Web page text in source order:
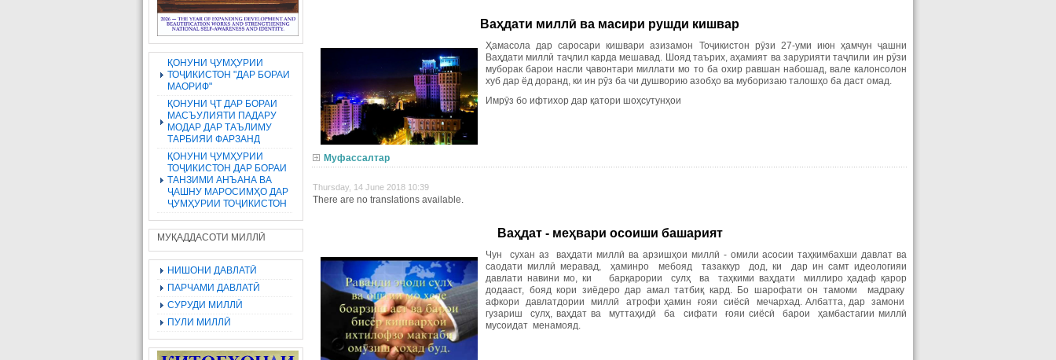
ҚОНУНИ ҶУМҲУРИИ
ТОҶИКИСТОН "ДАР БОРАИ
МАОРИФ"
ҚОНУНИ ҶТ ДАР БОРАИ
МАСЪУЛИЯТИ ПАДАРУ
МОДАР ДАР ТАЪЛИМУ
ТАРБИЯИ ФАРЗАНД
ҚОНУНИ ҶУМҲУРИИ
ТОҶИКИСТОН ДАР БОРАИ
ТАНЗИМИ АНЪАНА ВА
ҶАШНУ МАРОСИМҲО ДАР
ҶУМҲУРИИ ТОҶИКИСТОН
МУҚАДДАСОТИ МИЛЛӢ
НИШОНИ ДАВЛАТӢ
ПАРЧАМИ ДАВЛАТӢ
СУРУДИ МИЛЛӢ
ПУЛИ МИЛЛӢ
Ваҳдати миллӣ ва масири рушди кишвар
Ҳамасола дар саросари кишвари азизамон Тоҷикистон рӯзи 27-уми июн ҳамчун ҷашни
Ваҳдати миллӣ таҷлил карда мешавад. Шояд таърих, аҳамият ва зарурияти таҷлили ин рӯзи
муборак барои насли ҷавонтари миллати мо то ба охир равшан набошад, вале калонсолон
хуб дар ёд доранд, ки ин рӯз ба чи душворию азобҳо ва муборизаю талошҳо ба даст омад.
Имрӯз бо ифтихор дар қатори шоҳсутунҳои
Муфассалтар
Thursday, 14 June 2018 10:39
There are no translations available.
Ваҳдат - меҳвари осоиши башарият
Чун сухан аз ваҳдати миллӣ ва арзишҳои миллӣ - омили асосии таҳкимбахши давлат ва
саодати миллӣ меравад, ҳаминро мебояд тазаккур дод, ки дар ин самт идеологияи
давлати навини мо, ки барқарории сулҳ ва таҳкими ваҳдати миллиро ҳадаф қарор
додааст, бояд кори зиёдеро дар амал татбиқ кард. Бо шарофати он тамоми мадраку
афкори давлатдории миллӣ атрофи ҳамин ғояи сиёсӣ мечархад. Албатта, дар замони
гузариш сулҳ, ваҳдат ва муттаҳидӣ ба сифати ғояи сиёсӣ барои ҳамбастагии миллӣ
мусоидат менамояд.